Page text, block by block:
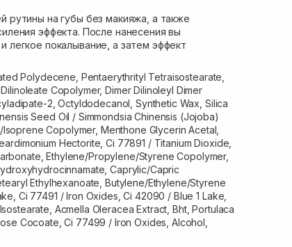
рутины на губы без макияжа, а также
эффекта. После нанесения вы
легкое покалывание, а затем эффект
Polydecene, Pentaerythrityl Tetraisostearate,
Copolymer, Dimer Dilinoleyl Dimer
2, Octyldodecanol, Synthetic Wax, Silica
Seed Oil / Simmondsia Chinensis (Jojoba)
Copolymer, Menthone Glycerin Acetal,
Hectorite, Ci 77891 / Titanium Dioxide,
Ethylene/Propylene/Styrene Copolymer,
Caprylic/Capric
Ethylhexanoate, Butylene/Ethylene/Styrene
Ci 77491 / Iron Oxides, Ci 42090 / Blue 1 Lake,
Acmella Oleracea Extract, Bht, Portulaca
Cocoate, Ci 77499 / Iron Oxides, Alcohol,